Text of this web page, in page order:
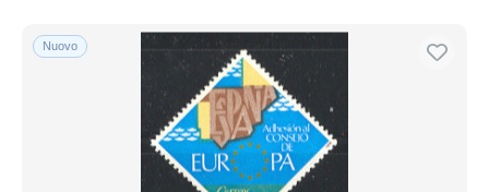
Tutto il mondo
Aggiorna
Nuovo